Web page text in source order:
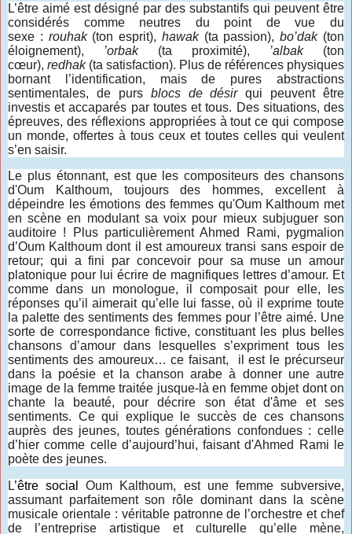
L’être aimé est désigné par des substantifs qui peuvent être
considérés comme neutres du point de vue du
sexe : rouhak (ton esprit), hawak (ta passion),bo’dak(ton
éloignement), ’orbak(ta proximité), ’albak(ton
cœur), redhak(ta satisfaction). Plus de références physiques
bornant l’identification, mais de pures abstractions
sentimentales, de purs blocs de désirqui peuvent être
investis et accaparés par toutes et tous. Des situations, des
épreuves, des réflexions appropriées à tout ce qui compose
un monde, offertes à tous ceux et toutes celles qui veulent
s’en saisir.
Le plus étonnant, est que les compositeurs des chansons
d'Oum Kalthoum, toujours des hommes, excellent à
dépeindre les émotions des femmes qu'Oum Kalthoum met
en scène en modulant sa voix pour mieux subjuguer son
auditoire ! Plus particulièrement Ahmed Rami, pygmalion
d’Oum Kalthoum dont il est amoureux transi sans espoir de
retour; qui a fini par concevoir pour sa muse un amour
platonique pour lui écrire de magnifiques lettres d’amour. Et
comme dans un monologue, il composait pour elle, les
réponses qu’il aimerait qu’elle lui fasse, où il exprime toute
la palette des sentiments des femmes pour l’être aimé. Une
sorte de correspondance fictive, constituant les plus belles
chansons d’amour dans lesquelles s’expriment tous les
sentiments des amoureux… ce faisant,
i l est le précurseur
dans la poésie et la chanson arabe à donner une autre
image de la femme traitée jusque-là en femme objet dont on
chante la beauté, pour décrire son état d'âme et ses
sentiments. Ce qui explique le succès de ces chansons
auprès des jeunes, toutes générations confondues : celle
d’hier comme celle d’aujourd’hui, faisant d'Ahmed Rami le
poète des jeunes.
L’être social
Oum Kalthoum, est une femme subversive,
assumant parfaitement son rôle dominant dans la scène
musicale orientale : véritable patronne de l’orchestre et chef
de l’entreprise artistique et culturelle qu’elle mène,